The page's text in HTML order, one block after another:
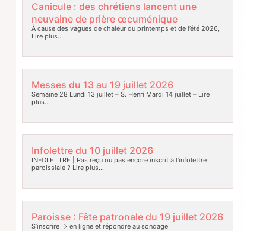
Canicule : des chrétiens lancent une
neuvaine de prière œcuménique
À cause des vagues de chaleur du printemps et de l’été 2026,
Lire plus…
Messes du 13 au 19 juillet 2026
Semaine 28 Lundi 13 juillet – S. Henri Mardi 14 juillet –Lire
plus…
Infolettre du 10 juillet 2026
INFOLETTRE | Pas reçu ou pas encore inscrit à l’infolettre
paroissiale ? Lire plus…
Paroisse : Fête patronale du 19 juillet 2026
S’inscrire => en ligne et répondre au sondage